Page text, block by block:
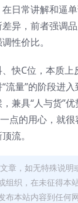
日常讲解和逼
异，前者强调
性价比。
快C位，本质
流量”的阶段进
兼具“人与货”
点的用心，就很
流。
章，如无特殊说明
组织，在未征得本
布本站内容到任何